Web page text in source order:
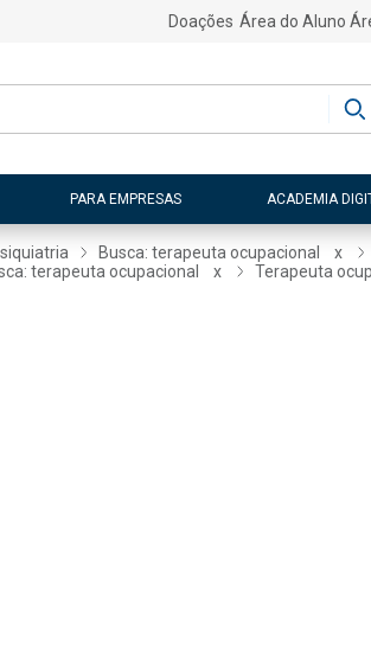
Doações Área do Aluno
PARA EMPRESAS ACADEMIA
Busca: terapeuta ocupacional x
terapeuta ocupacional x
Terapeuta